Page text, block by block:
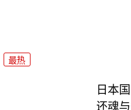
最热
日本
还魂